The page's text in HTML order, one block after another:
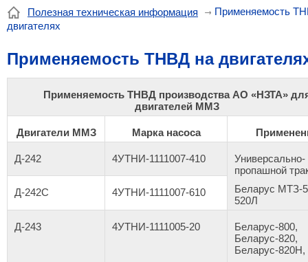
Полезная техническая информация
Применяемость
двигателях
Применяемость ТНВД на
Применяемость ТНВД производства АО «НЗТА»
двигателей ММЗ
Двигатели ММЗ Марка насоса
Д-242 4УТНИ-1111007-410
Универсально-
пропашной
Беларус МТЗ-
520Л
Д-242С 4УТНИ-1111007-610
Д-243 4УТНИ-1111005-20
Беларус-800,
Беларус-820,
Беларус-820Н,